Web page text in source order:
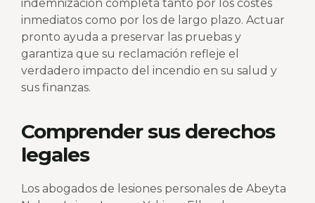
indemnización completa tanto por los costes
inmediatos como por los de largo plazo. Actuar
pronto ayuda a preservar las pruebas y
garantiza que su reclamación refleje el
verdadero impacto del incendio en su salud y
sus finanzas.
Comprender sus derechos
legales
Los abogados de lesiones personales de Abeyta